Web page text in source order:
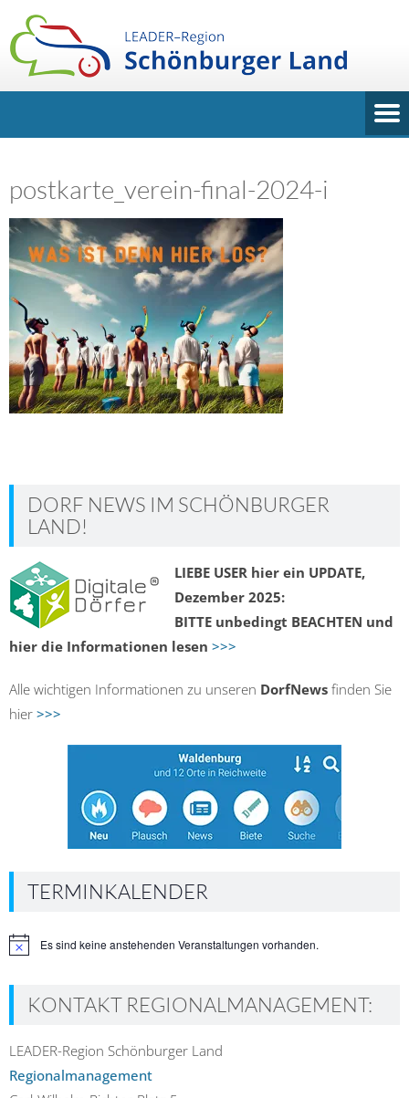
postkarte_verein-final-2024-i
DORF NEWS IM SCHÖNBURGER
LAND!
LIEBE USER hier ein UPDATE,
Dezember 2025:
BITTE unbedingt BEACHTEN und
hier die Informationen lesen >>>
Alle wichtigen Informationen zu unseren DorfNews finden Sie
hier >>>
TERMINKALENDER
HinweisEs sind keine anstehenden Veranstaltungen vorhanden.
KONTAKT REGIONALMANAGEMENT:
LEADER-Region Schönburger Land
Regionalmanagement